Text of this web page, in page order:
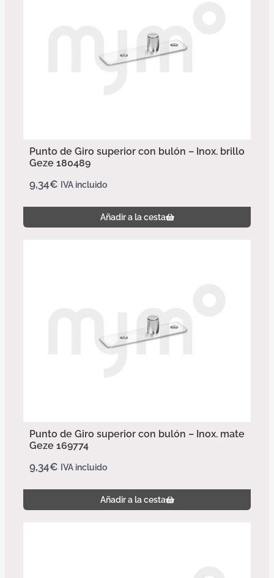
Punto de Giro superior con bulón – Inox. brillo
Geze 180489
9,34€ IVA incluido
Añadir a la cesta
Punto de Giro superior con bulón – Inox. mate
Geze 169774
9,34€ IVA incluido
Añadir a la cesta